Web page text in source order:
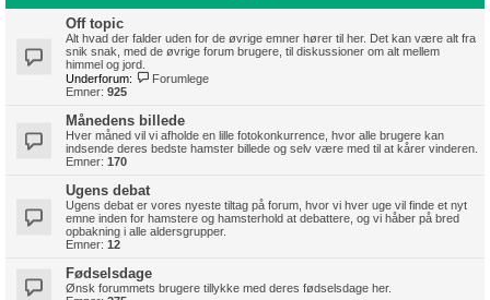
Off topic
Alt hvad der falder uden for de øvrige emner hører til her. Det kan være alt fra
snik snak, med de øvrige forum brugere, til diskussioner om alt mellem
himmel og jord.
Underforum:
Forumlege
Emner: 925
Månedens billede
Hver måned vil vi afholde en lille fotokonkurrence, hvor alle brugere kan
indsende deres bedste hamster billede og selv være med til at kårer vinderen.
Emner: 170
Ugens debat
Ugens debat er vores nyeste tiltag på forum, hvor vi hver uge vil finde et nyt
emne inden for hamstere og hamsterhold at debattere, og vi håber på bred
opbakning i alle aldersgrupper.
Emner: 12
Fødselsdage
Ønsk forummets brugere tillykke med deres fødselsdage her.